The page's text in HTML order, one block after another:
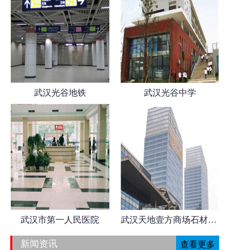
武汉光谷地铁 武汉光谷中学
武汉市第一人民医院 武汉天地壹方商场石材日常养护
新闻资讯 查看更多